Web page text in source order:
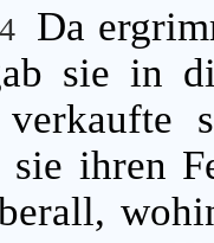
Da
sie in
ihren